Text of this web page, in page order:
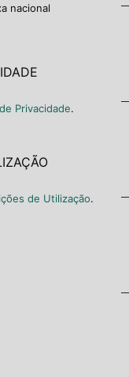
nacional
Privacidade.
de Utilização.